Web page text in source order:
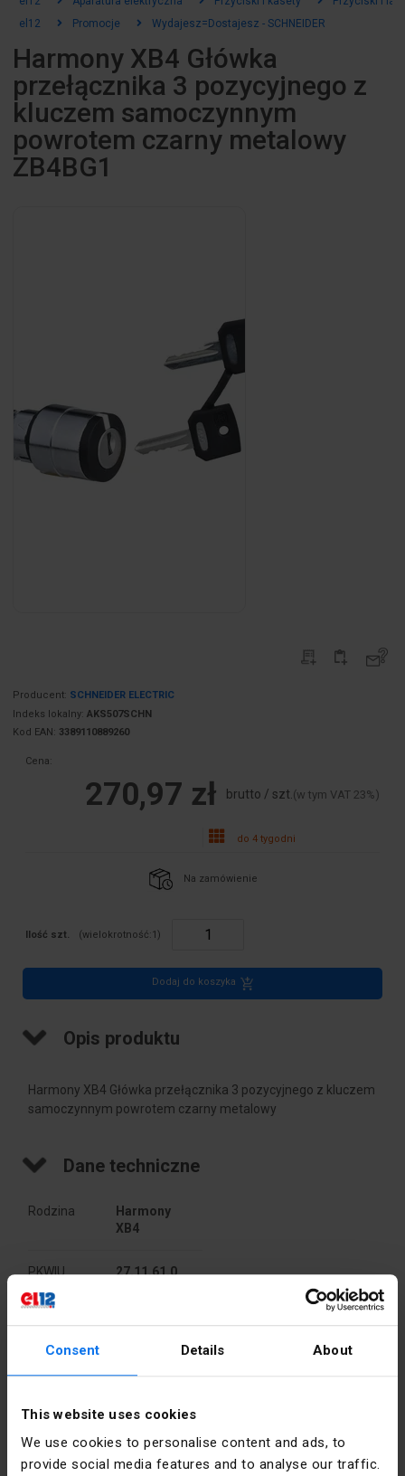
Consent Details About
This website uses cookies
We use cookies to personalise content and ads, to
provide social media features and to analyse our traffic.
el12
Promocje Wydajesz=Dostajesz - SCHNEIDER
Harmony XB4 Główka
przełącznika 3 pozycyjnego z
kluczem samoczynnym
powrotem czarny metalowy
ZB4BG1
Producent: SCHNEIDER ELECTRIC
Indeks lokalny: AKS507SCHN
Kod EAN: 3389110889260
Cena:
270,97 zł brutto / szt.(w tym VAT 23%)
do 4 tygodni
Na zamówienie
Ilość szt. (wielokrotność:1 )
Dodaj do koszyka
Opis produktu
Harmony XB4 Główka przełącznika 3 pozycyjnego z kluczem
samoczynnym powrotem czarny metalowy
Dane techniczne
Rodzina
Harmony
XB4
PKWIU 27.11.61.0
Pozostałe dane techniczne
Liczba
przełączania
3
Rodzaj
elementu
Klucz
Dane producenta
Electric
Polska